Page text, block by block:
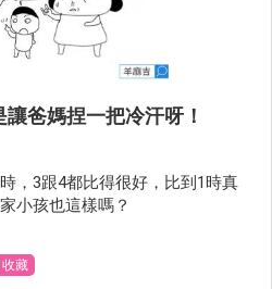
爸媽捏一把冷汗呀！
，3跟4都比得很好，比到1時真
小孩也這樣嗎？
收藏